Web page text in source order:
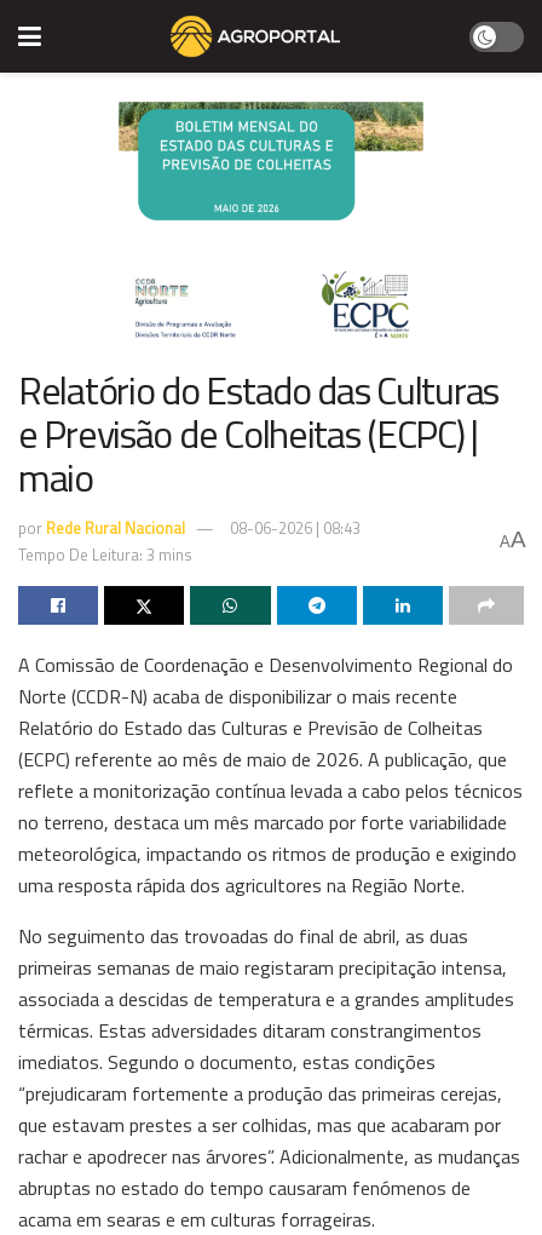
Relatório do Estado das Culturas
e Previsão de Colheitas (ECPC) |
maio
por Rede Rural Nacional
08-06-2026 | 08:43
Tempo De Leitura: 3 mins
AA
A Comissão de Coordenação e Desenvolvimento Regional do
Norte (CCDR-N) acaba de disponibilizar o mais recente
Relatório do Estado das Culturas e Previsão de Colheitas
(ECPC) referente ao mês de maio de 2026. A publicação, que
reflete a monitorização contínua levada a cabo pelos técnicos
no terreno, destaca um mês marcado por forte variabilidade
meteorológica, impactando os ritmos de produção e exigindo
uma resposta rápida dos agricultores na Região Norte.
No seguimento das trovoadas do final de abril, as duas
primeiras semanas de maio registaram precipitação intensa,
associada a descidas de temperatura e a grandes amplitudes
térmicas. Estas adversidades ditaram constrangimentos
imediatos. Segundo o documento, estas condições
“prejudicaram fortemente a produção das primeiras cerejas,
que estavam prestes a ser colhidas, mas que acabaram por
rachar e apodrecer nas árvores”. Adicionalmente, as mudanças
abruptas no estado do tempo causaram fenómenos de
acama em searas e em culturas forrageiras.